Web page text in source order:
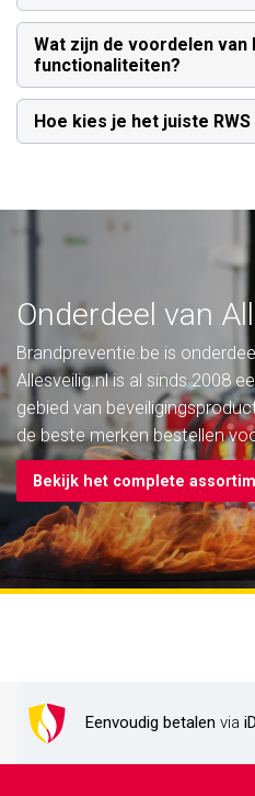
Wat zijn de voordelen van
functionaliteiten?
Hoe kies je het juiste
Onderdeel van
Brandpreventie.be is
Allesveilig.nl is al sinds 2008
gebied van
de beste merken bestellen
Bekijk het complete
Eenvoudig betalen via